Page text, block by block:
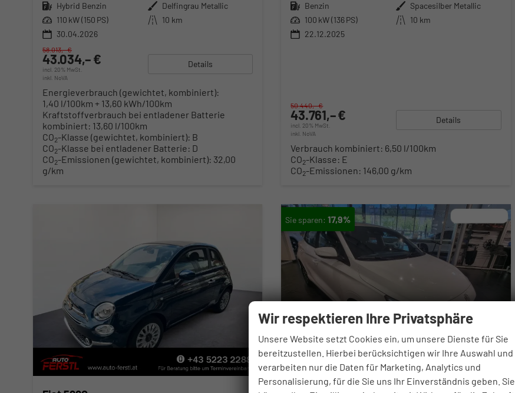
Kraftstoff Hybrid Benzin Außenfarbe Delfingrau Metallic
Leistung 110 kW (150 PS) Kilometerstand 10 km
30.04.2026
43.034,– €
incl. 20% MwSt.
inkl. NoVA
58.013,– €
Details
Energieverbrauch (gewichtet, kombiniert):
1,40 l/100km + 13,60 kWh/100km
Kraftstoffverbrauch bei entladener Batterie
kombiniert: 13,60 l/100km
CO2-Klasse (gewichtet, kombiniert): B
CO2-Klasse bei entladener Batterie: D
CO2-Emissionen (gewichtet, kombiniert): 32,00
g/km
Kraftstoff Benzin Außenfarbe Spacesilber Metallic
Leistung 100 kW (136 PS) Kilometerstand 10 km
22.12.2025
43.761,– €
incl. 20% MwSt.
inkl. NoVA
50.440,– €
Details
Verbrauch kombiniert: 6,50 l/100km
CO2-Klasse: E
CO2-Emissionen: 146,00 g/km
17,9%
Wir respektieren Ihre Privatsphäre
Unsere Website setzt Cookies ein, um unsere Dienste für Sie
bereitzustellen. Hierbei berücksichtigen wir Ihre Auswahl und
verarbeiten nur die Daten für Marketing, Analytics und
Personalisierung, für die Sie uns Ihr Einverständnis geben. Sie